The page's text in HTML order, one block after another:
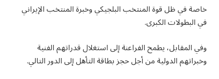
خاصة في ظل قوة المنتخب البلجيكي وخبرة المنتخب الإيراني
في البطولات الكبرى.
وفي المقابل، يطمح الفراعنة إلى استغلال قدراتهم الفنية
وخبراتهم الدولية من أجل حجز بطاقة التأهل إلى الدور التالي.